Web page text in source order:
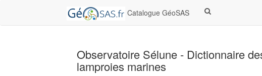
Catalogue GéoSAS
Observatoire Sélune - Dictionnaire
lamproies marines